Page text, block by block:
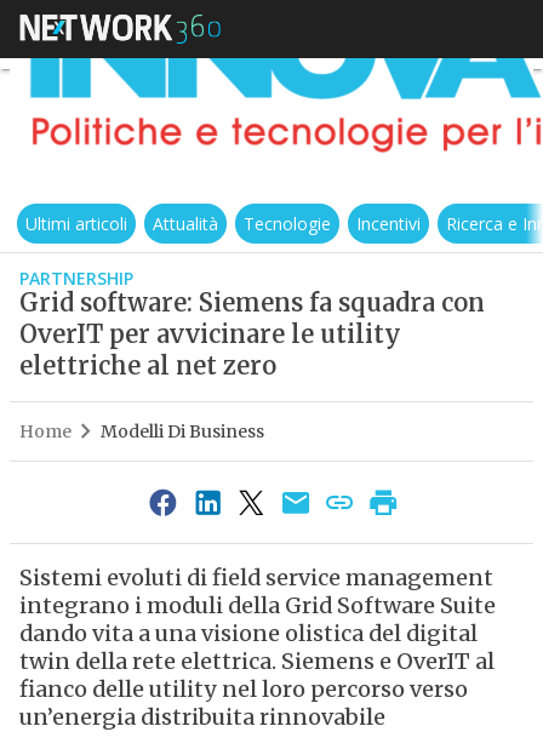
Ultimi articoli Attualità Tecnologie Incentivi Ricerca e
PARTNERSHIP
Grid software: Siemens fa squadra con
OverIT per avvicinare le utility
elettriche al net zero
Home Modelli Di Business
Sistemi evoluti di field service management
integrano i moduli della Grid Software Suite
dando vita a una visione olistica del digital
twin della rete elettrica. Siemens e OverIT al
fianco delle utility nel loro percorso verso
un’energia distribuita rinnovabile